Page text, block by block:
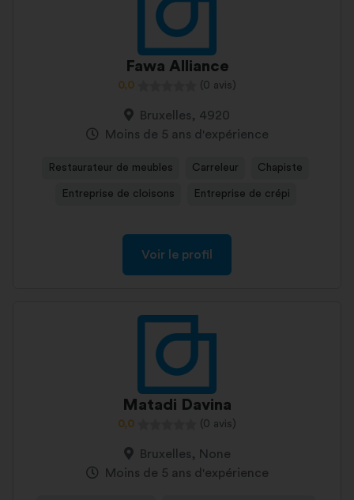
Fawa Alliance
0,0 (0 avis)
Bruxelles, 4920
Moins de 5 ans d'expérience
Restaurateur de meubles Carreleur Chapiste
Entreprise de cloisons Entreprise de crépi
Voir le profil
Matadi Davina
0,0 (0 avis)
Bruxelles, None
Moins de 5 ans d'expérience